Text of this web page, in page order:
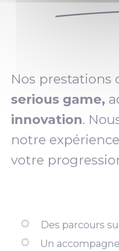
Nos prestations
serious game,
innovation.
notre
votre
Des parcours
Un